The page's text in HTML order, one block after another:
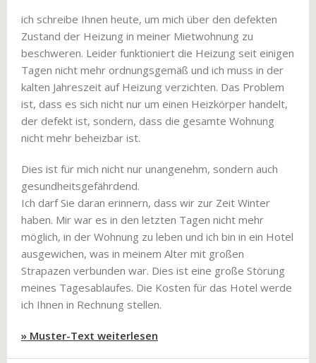
ich schreibe Ihnen heute, um mich über den defekten
Zustand der Heizung in meiner Mietwohnung zu
beschweren. Leider funktioniert die Heizung seit einigen
Tagen nicht mehr ordnungsgemäß und ich muss in der
kalten Jahreszeit auf Heizung verzichten. Das Problem
ist, dass es sich nicht nur um einen Heizkörper handelt,
der defekt ist, sondern, dass die gesamte Wohnung
nicht mehr beheizbar ist.
Dies ist für mich nicht nur unangenehm, sondern auch
gesundheitsgefährdend.
Ich darf Sie daran erinnern, dass wir zur Zeit Winter
haben. Mir war es in den letzten Tagen nicht mehr
möglich, in der Wohnung zu leben und ich bin in ein Hotel
ausgewichen, was in meinem Alter mit großen
Strapazen verbunden war. Dies ist eine große Störung
meines Tagesablaufes. Die Kosten für das Hotel werde
ich Ihnen in Rechnung stellen.
» Muster-Text weiterlesen